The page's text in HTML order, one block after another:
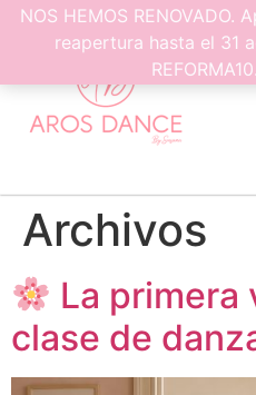
NOS HEMOS
reapertura hasta el 31
REFORMA10.
Archivos
La primera
clase de